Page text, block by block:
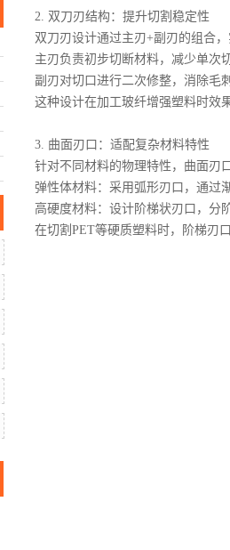
2. 双刀刃结构：提升切割稳定性
双刀刃设计通过主刃+副刃的组合
主刃负责初步切断材料，减少单次
副刃对切口进行二次修整，消除毛
这种设计在加工玻纤增强塑料时效
3. 曲面刃口：适配复杂材料特性
针对不同材料的物理特性，曲面刃
弹性体材料：采用弧形刃口，通过
高硬度材料：设计阶梯状刃口，分
在切割PET等硬质塑料时，阶梯刃